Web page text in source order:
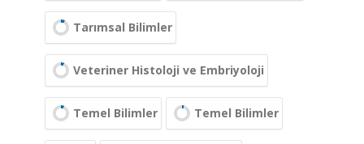
Tarımsal Bilimler
Veteriner Histoloji ve Embriyoloji
Temel Bilimler Temel Bilimler